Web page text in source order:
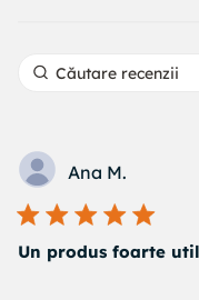
Ana M.
Un produs foarte